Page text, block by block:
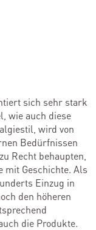
sich sehr stark
wie auch diese
wird von
Bedürfnissen
Recht behaupten,
mit Geschichte. Als
Einzug in
den höheren
die Produkte.